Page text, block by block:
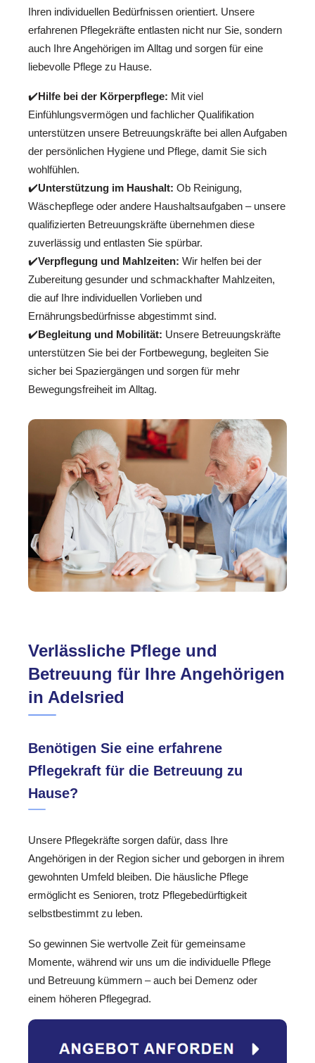
Ihren individuellen Bedürfnissen orientiert. Unsere
erfahrenen Pflegekräfte entlasten nicht nur Sie, sondern
auch Ihre Angehörigen im Alltag und sorgen für eine
liebevolle Pflege zu Hause.
✔️Hilfe bei der Körperpflege: Mit viel
Einfühlungsvermögen und fachlicher Qualifikation
unterstützen unsere Betreuungskräfte bei allen Aufgaben
der persönlichen Hygiene und Pflege, damit Sie sich
wohlfühlen.
✔️Unterstützung im Haushalt: Ob Reinigung,
Wäschepflege oder andere Haushaltsaufgaben – unsere
qualifizierten Betreuungskräfte übernehmen diese
zuverlässig und entlasten Sie spürbar.
✔️Verpflegung und Mahlzeiten: Wir helfen bei der
Zubereitung gesunder und schmackhafter Mahlzeiten,
die auf Ihre individuellen Vorlieben und
Ernährungsbedürfnisse abgestimmt sind.
✔️Begleitung und Mobilität: Unsere Betreuungskräfte
unterstützen Sie bei der Fortbewegung, begleiten Sie
sicher bei Spaziergängen und sorgen für mehr
Bewegungsfreiheit im Alltag.
Verlässliche Pflege und
Betreuung für Ihre Angehörigen
in Adelsried
Benötigen Sie eine erfahrene
Pflegekraft für die Betreuung zu
Hause?
Unsere Pflegekräfte sorgen dafür, dass Ihre
Angehörigen in der Region sicher und geborgen in ihrem
gewohnten Umfeld bleiben. Die häusliche Pflege
ermöglicht es Senioren, trotz Pflegebedürftigkeit
selbstbestimmt zu leben.
So gewinnen Sie wertvolle Zeit für gemeinsame
Momente, während wir uns um die individuelle Pflege
und Betreuung kümmern – auch bei Demenz oder
einem höheren Pflegegrad.